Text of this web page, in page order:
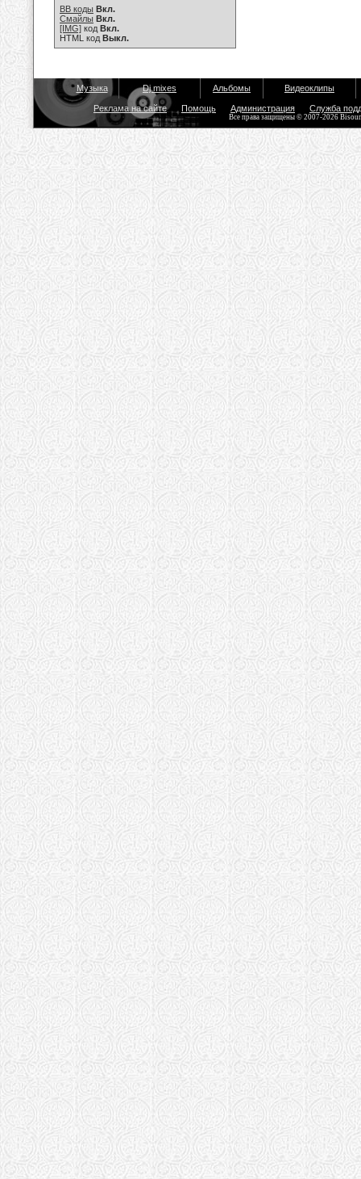
BB коды Вкл.
Смайлы Вкл.
[IMG] код Вкл.
HTML код Выкл.
Музыка Dj mixes Альбомы Видеоклипы
Реклама на сайте Помощь Администрация Служба
Все права защищены © 2007-2026